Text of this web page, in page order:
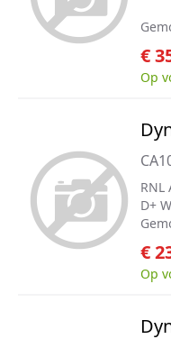
€
Op
RNL
D+
€
Op